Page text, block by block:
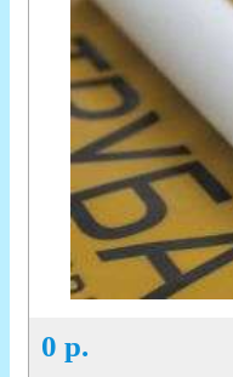
0 р.